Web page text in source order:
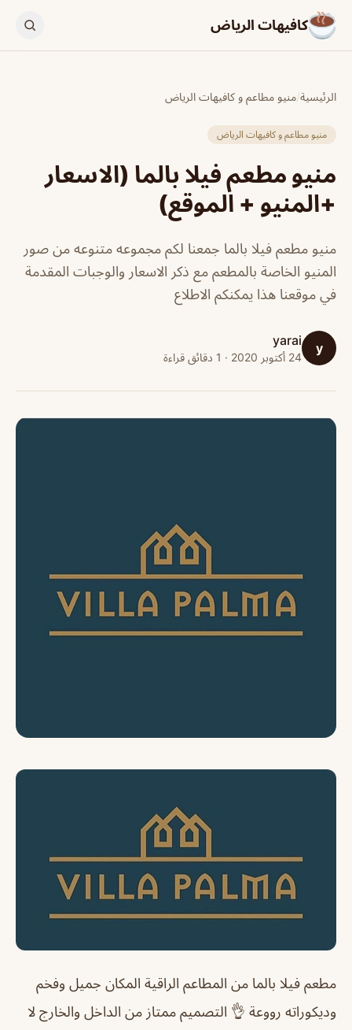
كافيهات الرياض
الرئيسية/منيو مطاعم و كافيهات الرياض
منيو مطاعم و كافيهات الرياض
منيو مطعم فيلا بالما (الاسعار
+المنيو + الموقع)
منيو مطعم فيلا بالما جمعنا لكم مجموعه متنوعه من صور
المنيو الخاصة بالمطعم مع ذكر الاسعار والوجبات المقدمة
في موقعنا هذا يمكنكم الاطلاع
y
yarai
24 أكتوبر 2020 · 1 دقائق قراءة
مطعم فيلا بالما من المطاعم الراقية المكان جميل وفخم
وديكوراته رووعة 👌 التصميم ممتاز من الداخل والخارج لا